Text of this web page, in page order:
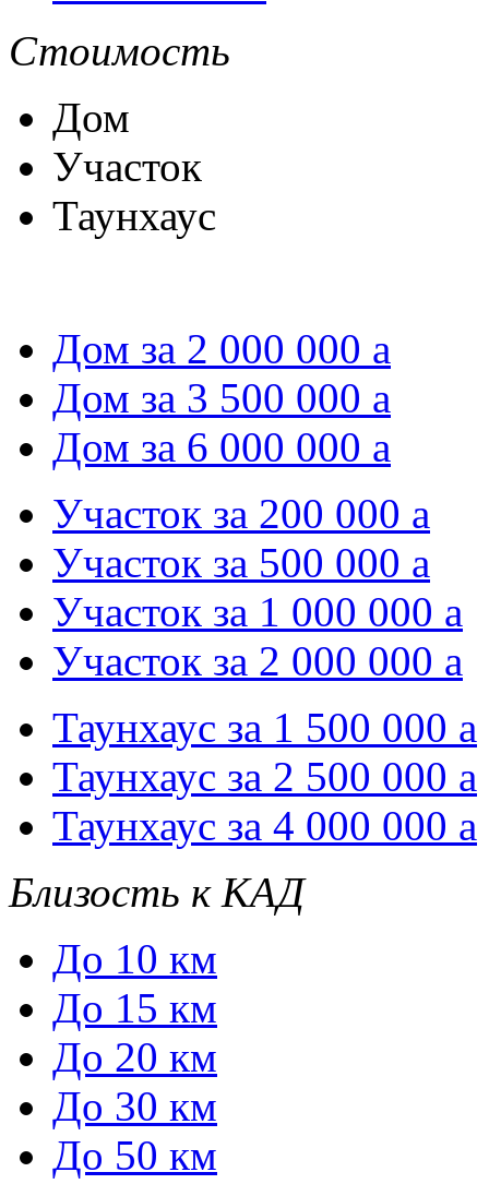
Стоимость
Дом
Участок
Таунхаус
Дом за 2 000 000 a
Дом за 3 500 000 a
Дом за 6 000 000 a
Участок за 200 000 a
Участок за 500 000 a
Участок за 1 000 000 a
Участок за 2 000 000 a
Таунхаус за 1 500 000 a
Таунхаус за 2 500 000 a
Таунхаус за 4 000 000 a
Близость к КАД
До 10 км
До 15 км
До 20 км
До 30 км
До 50 км